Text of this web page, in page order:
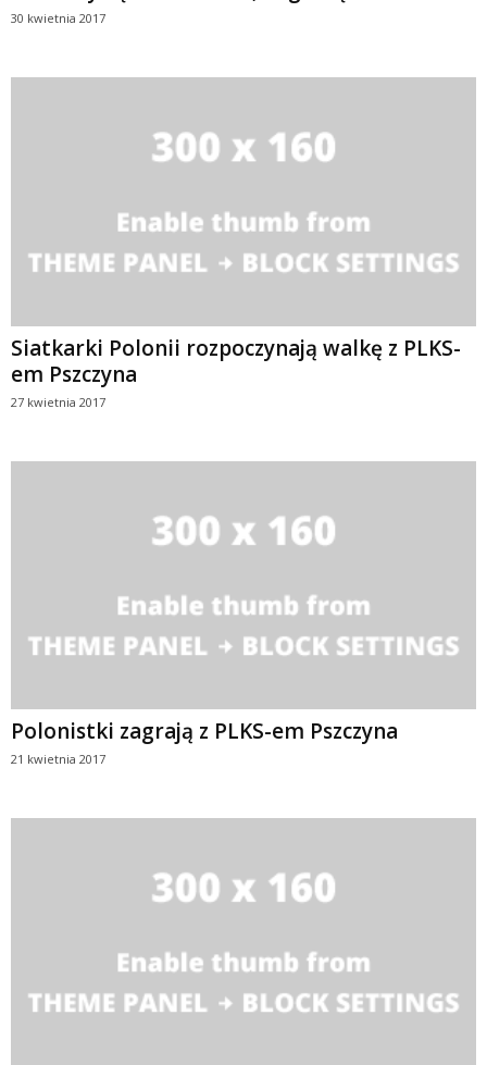
30 kwietnia 2017
Siatkarki Polonii rozpoczynają walkę z PLKS-
em Pszczyna
27 kwietnia 2017
Polonistki zagrają z PLKS-em Pszczyna
21 kwietnia 2017